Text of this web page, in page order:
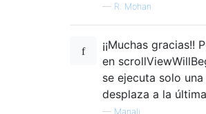
— R. Mohan
¡¡Muchas gracias!!
en
se ejecuta solo
desplaza a la
— Manali